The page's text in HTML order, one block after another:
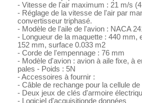
- Vitesse de l'air maximum : 21 m/s
- Réglage de la vitesse de l'air par
convertisseur triphasé.
- Modèle de l'aile de l'avion : NACA
- Longueur de la maquette : 440 mm,
152 mm, surface 0.033 m2
- Corde de l'empennage : 76 mm
- Modèle d'avion : avion à aile fixe, à
pales - Poids : 5N
- Accessoires à fournir :
- Câble de rechange pour la cellule de
- Deux jeux de clés d'armoire
- Logiciel d'acquisitionde données